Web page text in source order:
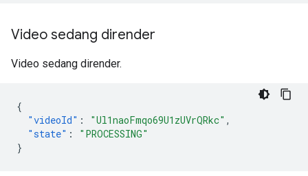
Video sedang dirender
Video sedang dirender.
{
"videoId" : "Ul1naoFmqo69U1zUVrQRkc" ,
"state" :
"PROCESSING"
}